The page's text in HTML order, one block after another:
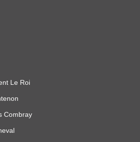
Le Roi
Combray